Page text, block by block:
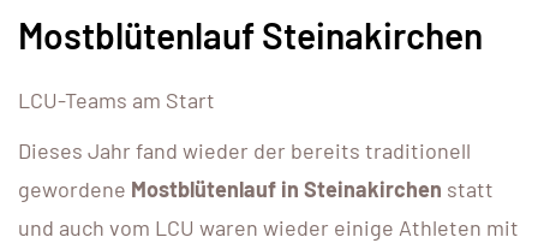
Mostblütenlauf Steinakirchen
LCU-Teams am Start
Dieses Jahr fand wieder der bereits traditionell
gewordene Mostblütenlauf in Steinakirchen statt
und auch vom LCU waren wieder einige Athleten mit